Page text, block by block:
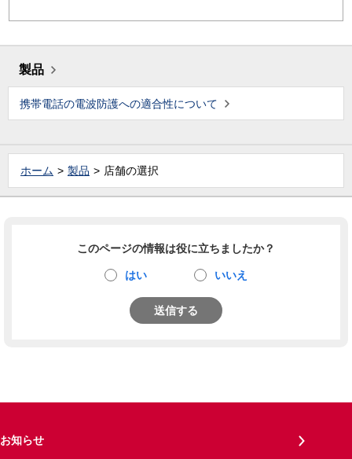
製品
携帯電話の電波防護への適合性について
ホーム 製品 店舗の選択
このページの情報は役に立ちましたか？
はい いいえ
送信する
お知らせ